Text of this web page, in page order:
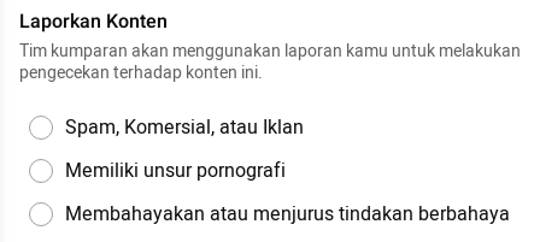
Laporkan Konten
Tim kumparan akan menggunakan laporan kamu untuk melakukan
pengecekan terhadap konten ini.
Spam, Komersial, atau Iklan
Memiliki unsur pornografi
Membahayakan atau menjurus tindakan berbahaya